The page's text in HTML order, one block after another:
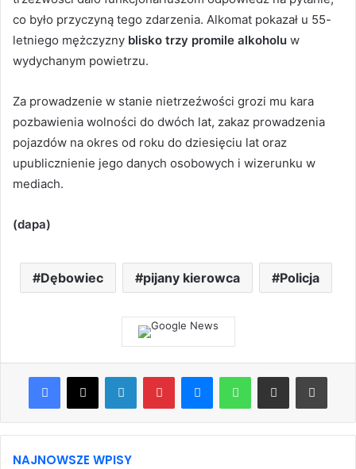
co było przyczyną tego zdarzenia. Alkomat pokazał u 55-
letniego mężczyzny blisko trzy promile alkoholu w
wydychanym powietrzu.
Za prowadzenie w stanie nietrzeźwości grozi mu kara
pozbawienia wolności do dwóch lat, zakaz prowadzenia
pojazdów na okres od roku do dziesięciu lat oraz
upublicznienie jego danych osobowych i wizerunku w
mediach.
(dapa)
Dębowiec pijany kierowca Policja
Facebook
X LinkedInPinterestMessengerWhatsAppShare via Email Print
NAJNOWSZE WPISY